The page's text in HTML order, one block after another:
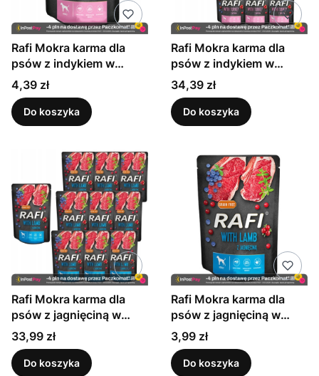
Rafi Mokra karma dla
psów z indykiem w
saszetkach 300 g
Cena
4,39 zł
Do koszyka
Rafi Mokra karma dla
psów z indykiem w
saszetkach 300 g x 10
sztuk
Cena
34,39 zł
Do koszyka
Rafi Mokra karma dla
psów z jagnięciną w
saszetkach 300 g x 10
sztuk
Cena
33,99 zł
Do koszyka
Rafi Mokra karma dla
psów z jagnięciną w
saszetkach 300 g
Cena
3,99 zł
Do koszyka